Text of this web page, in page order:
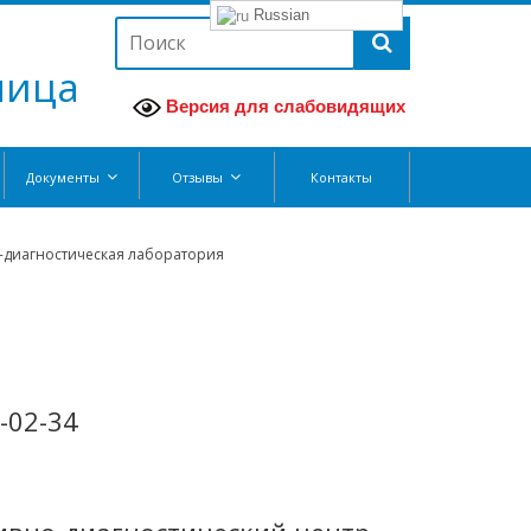
Версия для слабовидящих
Документы Отзывы Контакты
лаборатория
02-34
Russian